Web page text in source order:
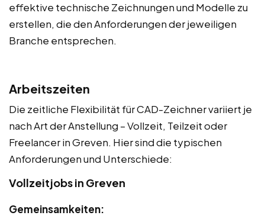
effektive technische Zeichnungen und Modelle zu
erstellen, die den Anforderungen der jeweiligen
Branche entsprechen.
Arbeitszeiten
Die zeitliche Flexibilität für CAD-Zeichner variiert je
nach Art der Anstellung – Vollzeit, Teilzeit oder
Freelancer in Greven. Hier sind die typischen
Anforderungen und Unterschiede:
Vollzeitjobs in Greven
Gemeinsamkeiten: